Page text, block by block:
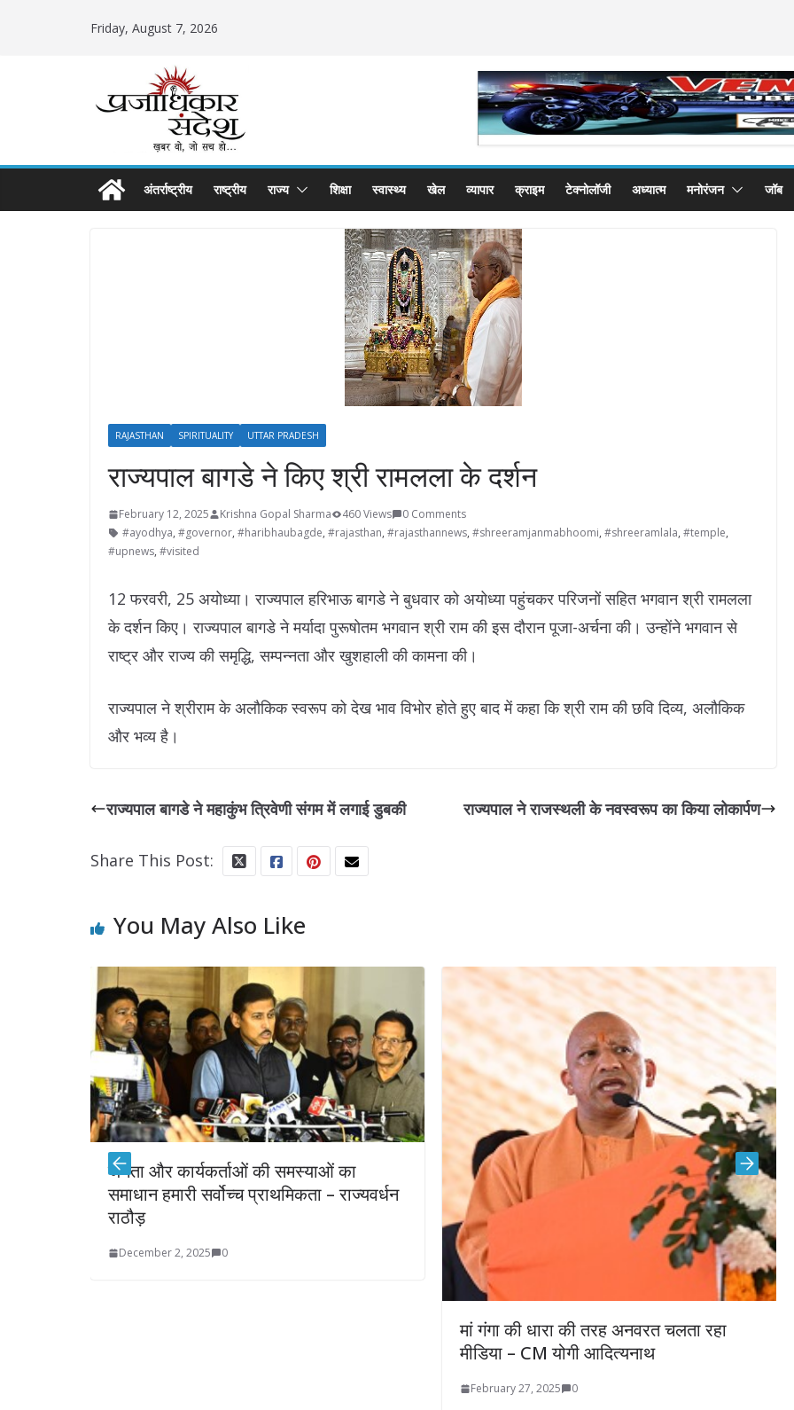
Friday, August 7, 2026
अंतर्राष्ट्रीय राष्ट्रीय राज्य शिक्षा स्वास्थ्य खेल व्यापार क्राइम टेक्नोलॉजी अध्यात्म मनोरंजन जॉब
RAJASTHAN SPIRITUALITY UTTAR PRADESH
राज्यपाल बागडे ने किए श्री रामलला के दर्शन
February 12, 2025 Krishna Gopal Sharma 460 Views
0 Comments
#ayodhya, #governor, #haribhaubagde, #rajasthan, #rajasthannews, #shreeramjanmabhoomi, #shreeramlala, #temple,
#upnews, #visited
12 फरवरी, 25 अयोध्या। राज्यपाल हरिभाऊ बागडे ने बुधवार को अयोध्या पहुंचकर परिजनों सहित भगवान श्री रामलला
के दर्शन किए। राज्यपाल बागडे ने मर्यादा पुरूषोतम भगवान श्री राम की इस दौरान पूजा-अर्चना की। उन्होंने भगवान से
राष्ट्र और राज्य की समृद्धि, सम्पन्नता और खुशहाली की कामना की।
राज्यपाल ने श्रीराम के अलौकिक स्वरूप को देख भाव विभोर होते हुए बाद में कहा कि श्री राम की छवि दिव्य, अलौकिक
और भव्य है।
राज्यपाल बागडे ने महाकुंभ त्रिवेणी संगम में लगाई डुबकी राज्यपाल ने राजस्थली के नवस्वरूप का किया लोकार्पण
Share This Post:
You May Also Like
जनता और कार्यकर्ताओं की समस्याओं का
समाधान हमारी सर्वोच्च प्राथमिकता – राज्यवर्धन
December 2, 2025 0
मां गंगा की धारा की तरह अनवरत चलता रहा
मीडिया – CM योगी आदित्यनाथ
February 27, 2025 0